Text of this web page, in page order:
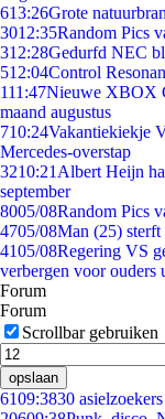
613:26Grote
3012:35Random Pics
312:28Gedurfd NEC
512:04Control
111:47Nieuwe XBOX
maand augustus
710:24Vakantiekiekje
Mercedes-overstap
3210:21 Albert Heijn
september
8005/08Random Pics
4705/08Man (25)
4105/08Regering VS
verbergen voor ouders
Forum
Forum
Scrollbar gebruiken
opslaan
6109:3830